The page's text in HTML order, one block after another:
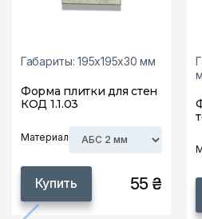
Габариты: 195х195х30 мм
Форма плитки для стен
КОД 1.1.03
Материал
Купить 55 ₴